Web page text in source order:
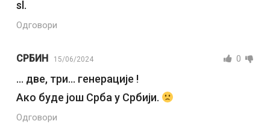
sl.
Одговори
СРБИН 15/06/2024 0
… две, три… генерације !
Ако буде још Срба у Србији.
Одговори